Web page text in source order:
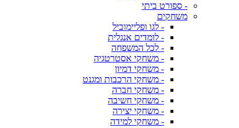
- ספורט ביתי
משחקים
- לגו ופליימוביל
- לומדים אנגלית
- לכל המשפחה
- משחקי אסטרטגיה
- משחקי דמיון
- משחקי הרכבות ומגנט
- משחקי חברה
- משחקי חשיבה
- משחקי יצירה
- משחקי למידה